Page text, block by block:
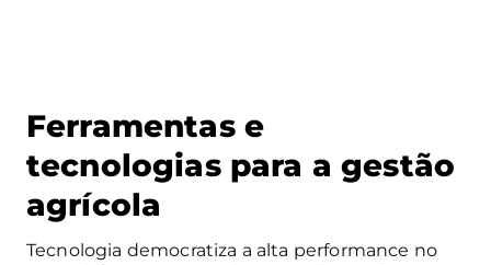
Ferramentas e
tecnologias para a gestão
agrícola
Tecnologia democratiza a alta performance no